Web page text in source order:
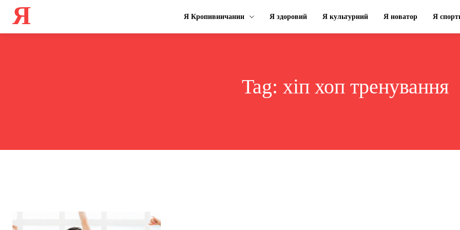
Я Я Кропивничанин Я здоровий Я культурний Я новатор Я
Tag: хіп хоп тренування